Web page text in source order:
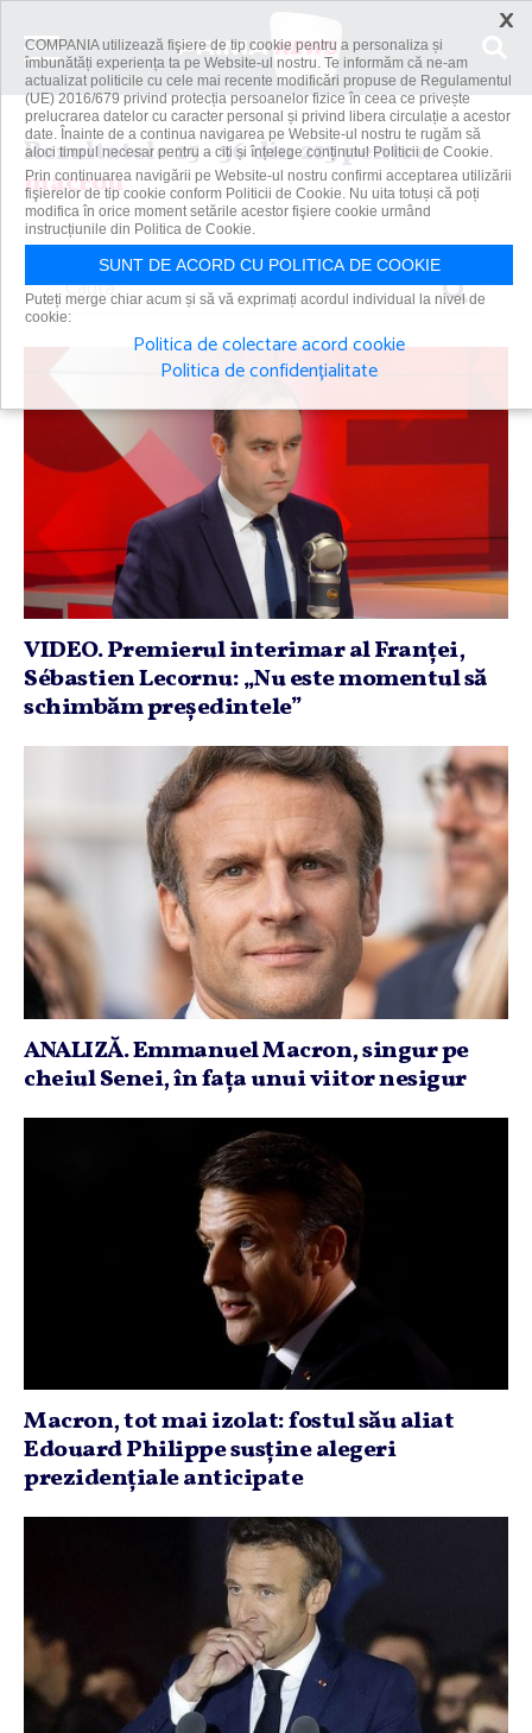
Rezultatele 25 - 36 din 213 pentru
macron
Caută
VIDEO. Premierul interimar al Franţei,
Sébastien Lecornu: „Nu este momentul să
schimbăm preşedintele”
ANALIZĂ. Emmanuel Macron, singur pe
cheiul Senei, în faţa unui viitor nesigur
Macron, tot mai izolat: fostul său aliat
Edouard Philippe susţine alegeri
prezidenţiale anticipate
×
COMPANIA utilizează fişiere de tip cookie pentru a personaliza și
îmbunătăți experiența ta pe Website-ul nostru. Te informăm că ne-am
actualizat politicile cu cele mai recente modificări propuse de Regulamentul
(UE) 2016/679 privind protecția persoanelor fizice în ceea ce privește
prelucrarea datelor cu caracter personal și privind libera circulație a acestor
date. Înainte de a continua navigarea pe Website-ul nostru te rugăm să
aloci timpul necesar pentru a citi și înțelege conținutul Politicii de Cookie.
Prin continuarea navigării pe Website-ul nostru confirmi acceptarea utilizării
fişierelor de tip cookie conform Politicii de Cookie. Nu uita totuși că poți
modifica în orice moment setările acestor fişiere cookie urmând
instrucțiunile din Politica de Cookie.
SUNT DE ACORD CU POLITICA DE COOKIE
Puteți merge chiar acum și să vă exprimați acordul individual la nivel de
cookie:
Politica de colectare acord cookie
Politica de confidențialitate